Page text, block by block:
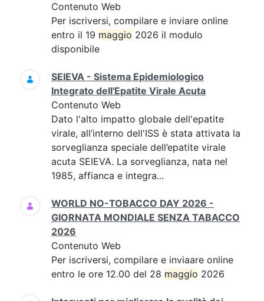
Contenuto Web
Per iscriversi, compilare e inviare online
entro il 19 maggio 2026 il modulo
disponibile
SEIEVA - Sistema Epidemiologico
Integrato dell'Epatite Virale Acuta
Contenuto Web
Dato l'alto impatto globale dell'epatite
virale, all’interno dell'ISS è stata attivata la
sorveglianza speciale dell’epatite virale
acuta SEIEVA. La sorveglianza, nata nel
1985, affianca e integra...
WORLD NO-TOBACCO DAY 2026 -
GIORNATA MONDIALE SENZA TABACCO
2026
Contenuto Web
Per iscriversi, compilare e inviaare online
entro le ore 12.00 del 28 maggio 2026